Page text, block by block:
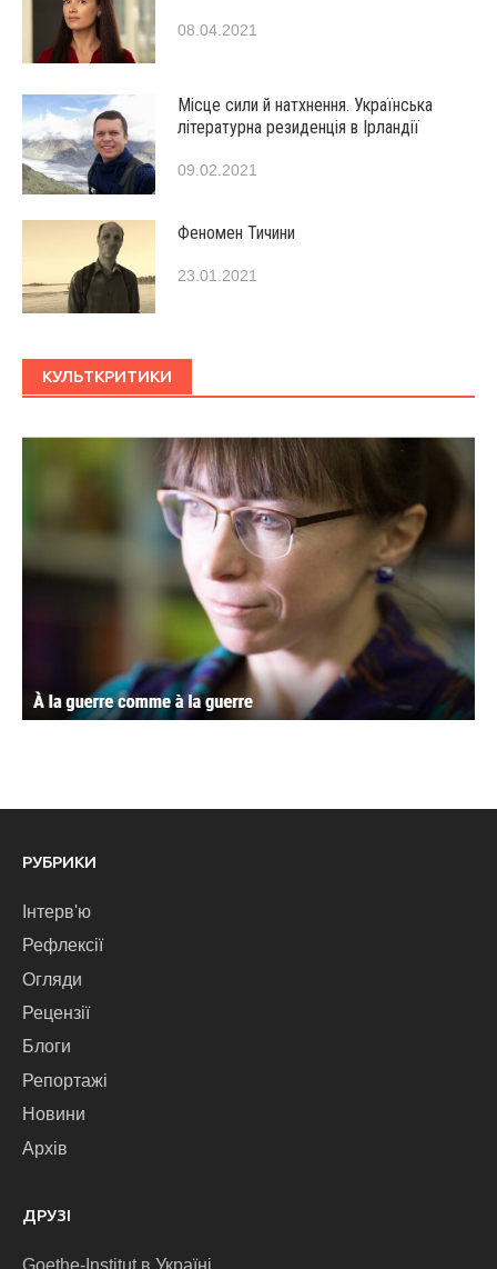
08.04.2021
Місце сили й натхнення. Українська
літературна резиденція в Ірландії
09.02.2021
Феномен Тичини
23.01.2021
КУЛЬТКРИТИКИ
РУБРИКИ
Інтерв'ю
Рефлексії
Огляди
Рецензії
Блоги
Репортажі
Новини
Архів
ДРУЗІ
Goethe-Institut в Україні